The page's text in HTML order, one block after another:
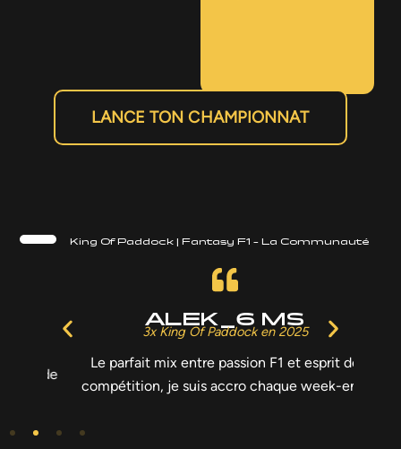
LANCE TON CHAMPIONNAT
King Of Paddock | Fantasy F1 – La Communauté
ALEK_6 MS
3x King Of Paddock en 2025
Le parfait mix entre passion F1 et esprit de
compétition, je suis accro chaque week-end.